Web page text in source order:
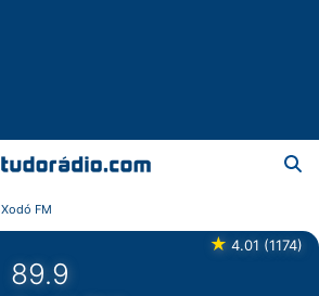
Xodó FM
★ 4.01 (1174)
89.9